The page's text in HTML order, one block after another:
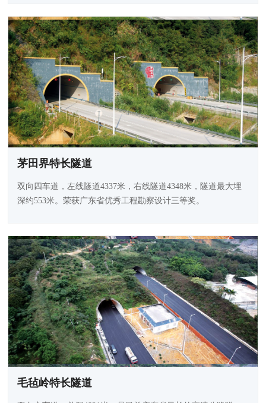
茅田界特长隧道
双向四车道，左线隧道4337米，右线隧道4348米，隧道最大埋
深约553米。荣获广东省优秀工程勘察设计三等奖。
毛毡岭特长隧道